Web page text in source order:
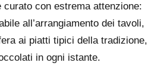
curato con estrema attenzione:
all’arrangiamento dei tavoli,
ai piatti tipici della tradizione,
in ogni istante.